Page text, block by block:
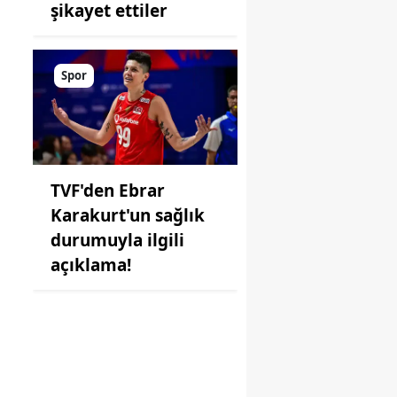
şikayet ettiler
Spor
TVF'den Ebrar
Karakurt'un sağlık
durumuyla ilgili
açıklama!